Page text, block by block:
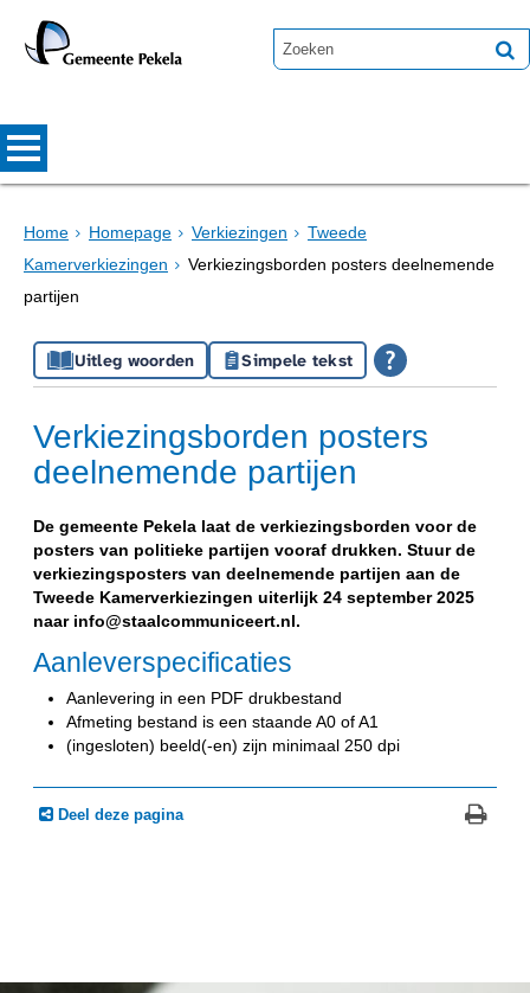
Home Homepage Verkiezingen
Tweede
Kamerverkiezingen
Verkiezingsborden posters deelnemende
partijen
Uitleg woorden Simpele tekst
Verkiezingsborden posters
deelnemende partijen
De gemeente Pekela laat de verkiezingsborden voor de
posters van politieke partijen vooraf drukken. Stuur de
verkiezingsposters van deelnemende partijen aan de
Tweede Kamerverkiezingen uiterlijk 24 september 2025
naar info@staalcommuniceert.nl.
Aanleverspecificaties
Aanlevering in een PDF drukbestand
Afmeting bestand is een staande A0 of A1
(ingesloten) beeld(-en) zijn minimaal 250 dpi
Deel deze pagina